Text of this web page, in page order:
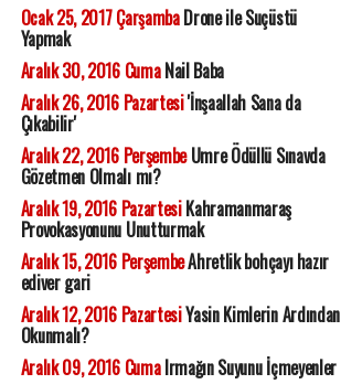
Ocak 25, 2017 ÇarşambaDrone ile Suçüstü
Yapmak
Aralık 30, 2016 CumaNail Baba
Aralık 26, 2016 Pazartesi'İnşaallah Sana da
Çıkabilir'
Aralık 22, 2016 PerşembeUmre Ödüllü Sınavda
Gözetmen Olmalı mı?
Aralık 19, 2016 PazartesiKahramanmaraş
Provokasyonunu Unutturmak
Aralık 15, 2016 PerşembeAhretlik bohçayı hazır
ediver gari
Aralık 12, 2016 PazartesiYasin Kimlerin Ardından
Okunmalı?
Aralık 09, 2016 CumaIrmağın Suyunu İçmeyenler